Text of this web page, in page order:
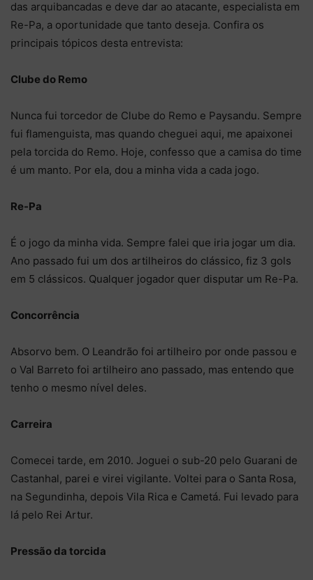
das arquibancadas e deve dar ao atacante, especialista em
Re-Pa, a oportunidade que tanto deseja. Confira os
principais tópicos desta entrevista:
Clube do Remo
Nunca fui torcedor de Clube do Remo e Paysandu. Sempre
fui flamenguista, mas quando cheguei aqui, me apaixonei
pela torcida do Remo. Hoje, confesso que a camisa do time
é um manto. Por ela, dou a minha vida a cada jogo.
Re-Pa
É o jogo da minha vida. Sempre falei que iria jogar um dia.
Ano passado fui um dos artilheiros do clássico, fiz 3 gols
em 5 clássicos. Qualquer jogador quer disputar um Re-Pa.
Concorrência
Absorvo bem. O Leandrão foi artilheiro por onde passou e
o Val Barreto foi artilheiro ano passado, mas entendo que
tenho o mesmo nível deles.
Carreira
Comecei tarde, em 2010. Joguei o sub-20 pelo Guarani de
Castanhal, parei e virei vigilante. Voltei para o Santa Rosa,
na Segundinha, depois Vila Rica e Cametá. Fui levado para
lá pelo Rei Artur.
Pressão da torcida